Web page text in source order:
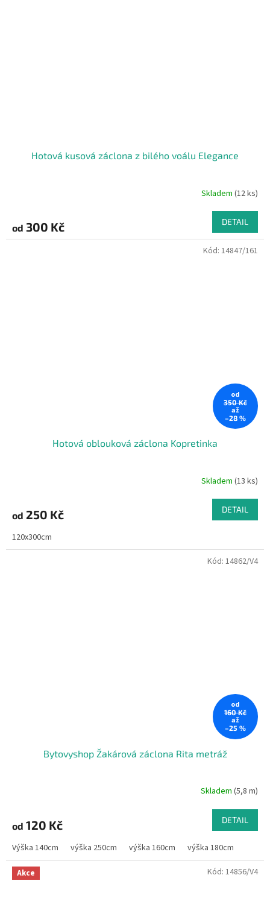
Hotová kusová záclona z bilého voálu Elegance
Skladem (12 ks)
od 300 Kč DETAIL
od
350 Kč
až
–28 %
Hotová oblouková záclona Kopretinka
Skladem (13 ks)
od 250 Kč DETAIL
120x300cm
Kód: 14847/161
od
160 Kč
až
–25 %
Bytovyshop Žakárová záclona Rita metráž
Skladem (5,8 m)
od 120 Kč DETAIL
Výška 140cm výška 250cm výška 160cm výška 180cm
Kód: 14862/V4
Akce Kód: 14856/V4